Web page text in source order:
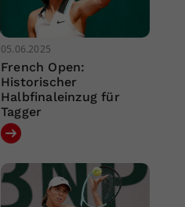
05.06.2025
French Open:
Historischer
Halbfinaleinzug für
Tagger